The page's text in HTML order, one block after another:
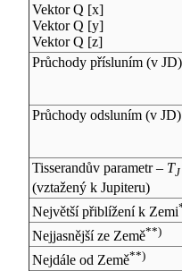
Vektor Q [x]
Vektor Q [y]
Vektor Q [z]
Průchody přísluním (v JD)
Průchody odsluním (v JD)
Tisserandův parametr – TJ
(vztažený k Jupiteru)
Největší přiblížení k Zemi
Nejjasnější ze Země**)
Nejdále od Země**)